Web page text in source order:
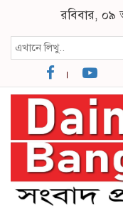
রবিবার, ০৯